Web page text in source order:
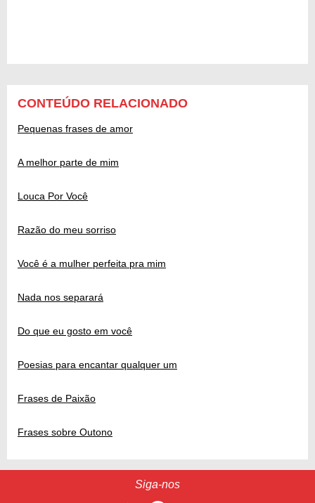
CONTEÚDO RELACIONADO
Pequenas frases de amor
A melhor parte de mim
Louca Por Você
Razão do meu sorriso
Você é a mulher perfeita pra mim
Nada nos separará
Do que eu gosto em você
Poesias para encantar qualquer um
Frases de Paixão
Frases sobre Outono
Siga-nos